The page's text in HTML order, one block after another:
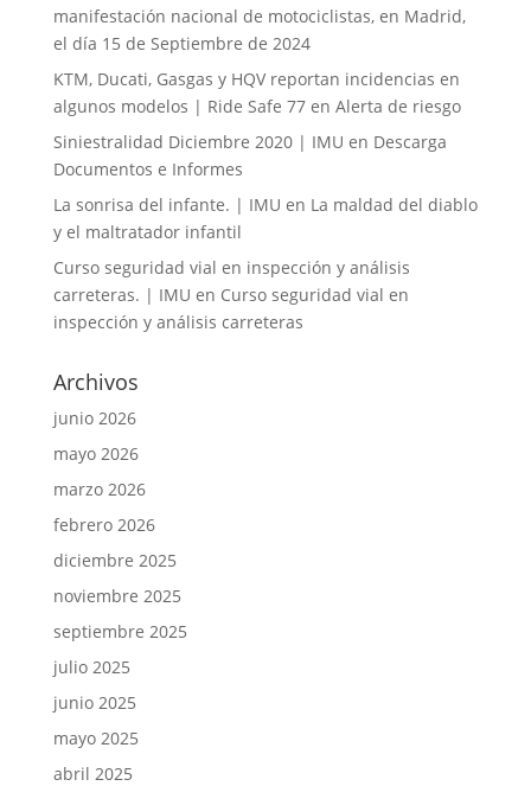
manifestación nacional de motociclistas, en Madrid,
el día 15 de Septiembre de 2024
KTM, Ducati, Gasgas y HQV reportan incidencias en
algunos modelos | Ride Safe 77en Alerta de riesgo
Siniestralidad Diciembre 2020 | IMU en Descarga
Documentos e Informes
La sonrisa del infante. | IMU en La maldad del diablo
y el maltratador infantil
Curso seguridad vial en inspección y análisis
carreteras. | IMU en Curso seguridad vial en
inspección y análisis carreteras
Archivos
junio 2026
mayo 2026
marzo 2026
febrero 2026
diciembre 2025
noviembre 2025
septiembre 2025
julio 2025
junio 2025
mayo 2025
abril 2025